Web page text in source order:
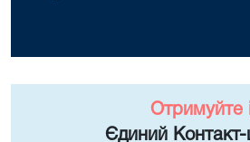
Отримуйте
Єдиний Контакт-